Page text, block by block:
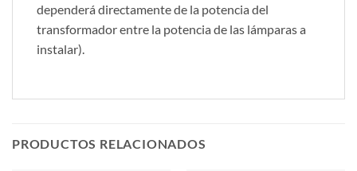
dependerá directamente de la potencia del
transformador entre la potencia de las lámparas a
instalar).
PRODUCTOS RELACIONADOS